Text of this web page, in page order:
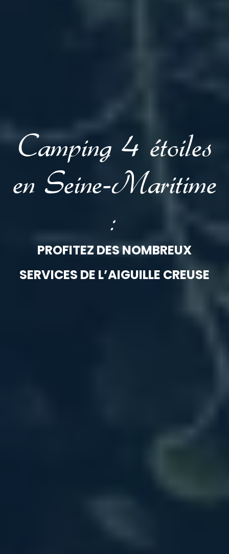
Camping 4 étoiles
en Seine-Maritime
:
PROFITEZ DES NOMBREUX
SERVICES DE L’AIGUILLE CREUSE